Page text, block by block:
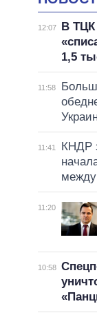
12:07
В ТЦК
1,5
11:58
11:41
КНДР
11:20
10:58